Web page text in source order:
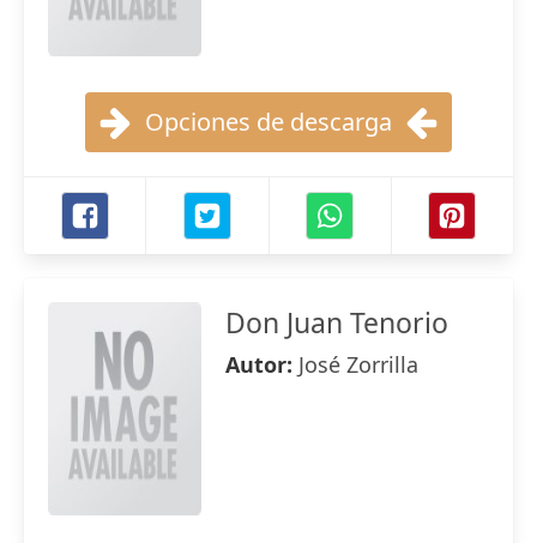
Opciones de descarga
Don Juan Tenorio
Autor: José Zorrilla